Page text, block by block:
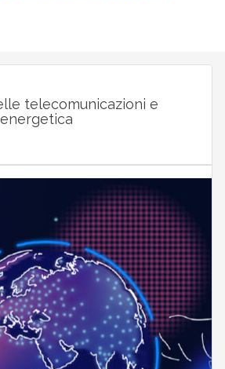
telecomunicazioni e